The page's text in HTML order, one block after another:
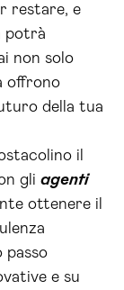
restare, e
potrà
non solo
offrono
della tua
il
gli agenti
ottenere il
passo
e su